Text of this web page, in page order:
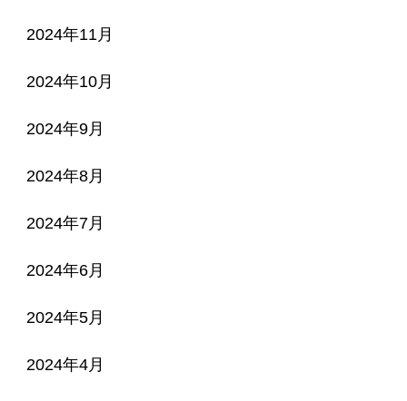
2024年11月
2024年10月
2024年9月
2024年8月
2024年7月
2024年6月
2024年5月
2024年4月